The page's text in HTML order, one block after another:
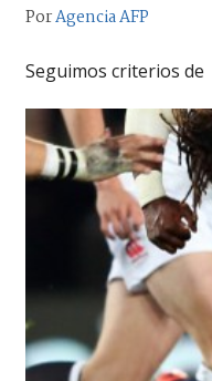
PorAgencia AFP
Seguimos criterios de